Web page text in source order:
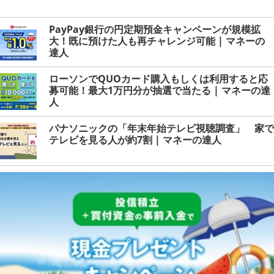
PayPay銀行の円定期預金キャンペーンが規模拡
大！既に預けた人も再チャレンジ可能 | マネーの
達人
ローソンでQUOカード購入もしくは利用すると応
募可能！最大1万円分が抽選で当たる | マネーの達
人
パナソニックの「年末年始テレビ視聴調査」 家で
テレビを見る人が約7割 | マネーの達人